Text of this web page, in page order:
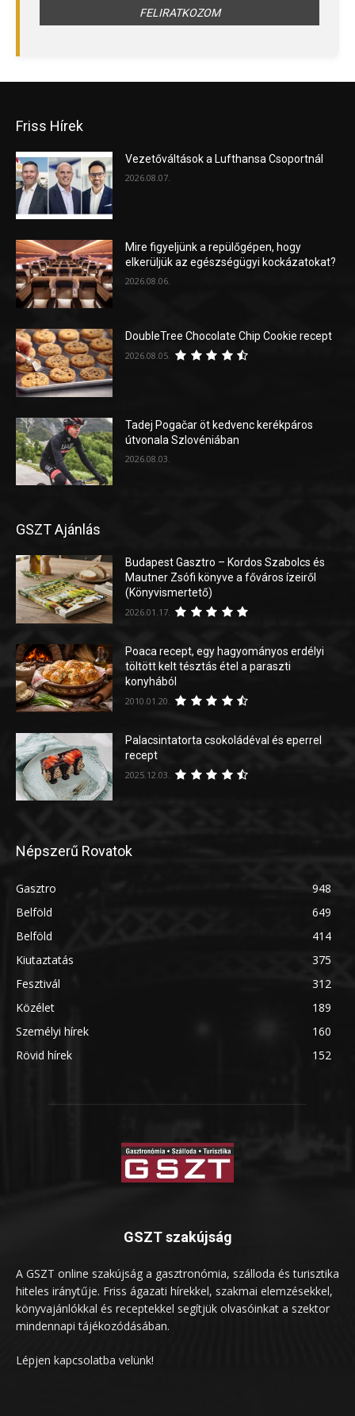
Friss Hírek
Vezetőváltások a Lufthansa Csoportnál
2026.08.07.
Mire figyeljünk a repülőgépen, hogy
elkerüljük az egészségügyi kockázatokat?
2026.08.06.
DoubleTree Chocolate Chip Cookie recept
2026.08.05.
Tadej Pogačar öt kedvenc kerékpáros
útvonala Szlovéniában
2026.08.03.
GSZT Ajánlás
Budapest Gasztro – Kordos Szabolcs és
Mautner Zsófi könyve a főváros ízeiről
(Könyvismertető)
2026.01.17.
Poaca recept, egy hagyományos erdélyi
töltött kelt tésztás étel a paraszti
konyhából
2010.01.20.
Palacsintatorta csokoládéval és eperrel
recept
2025.12.03.
Népszerű Rovatok
Gasztro
948
Belföld
649
Belföld
414
Kiutaztatás
375
Fesztivál
312
Közélet
189
Személyi hírek
160
Rövid hírek
152
GSZT szakújság
A GSZT online szakújság a gasztronómia, szálloda és turisztika
hiteles iránytűje. Friss ágazati hírekkel, szakmai elemzésekkel,
könyvajánlókkal és receptekkel segítjük olvasóinkat a szektor
mindennapi tájékozódásában.
Lépjen kapcsolatba velünk!